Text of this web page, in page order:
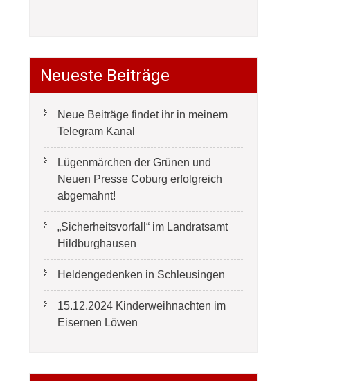
Neueste Beiträge
Neue Beiträge findet ihr in meinem
Telegram Kanal
Lügenmärchen der Grünen und
Neuen Presse Coburg erfolgreich
abgemahnt!
„Sicherheitsvorfall“ im Landratsamt
Hildburghausen
Heldengedenken in Schleusingen
15.12.2024 Kinderweihnachten im
Eisernen Löwen